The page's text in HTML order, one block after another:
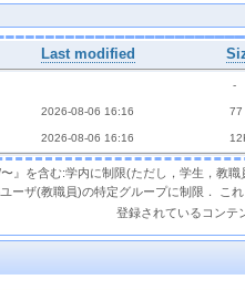
Last modified
  -
2026-08-06 16:16 77
2026-08-06 16:16
』を含む:学内に制限(ただし，学生，教
ーザ(教職員)の特定グループに制限． こ
登録されているコンテ